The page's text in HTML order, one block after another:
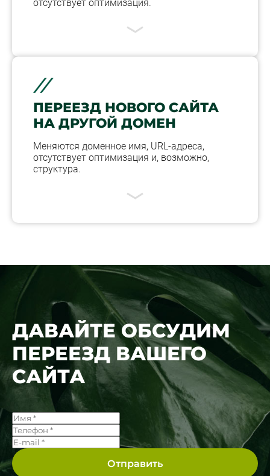
отсутствует оптимизация.
ПЕРЕЕЗД НОВОГО САЙТА
НА ДРУГОЙ ДОМЕН
Меняются доменное имя, URL-адреса,
отсутствует оптимизация и, возможно,
структура.
ДАВАЙТЕ ОБСУДИМ
ПЕРЕЕЗД ВАШЕГО
САЙТА